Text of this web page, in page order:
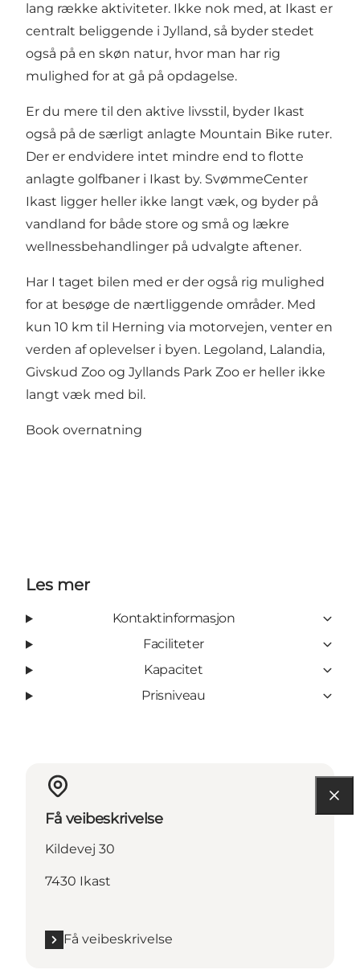
lang række aktiviteter. Ikke nok med, at Ikast er
centralt beliggende i Jylland, så byder stedet
også på en skøn natur, hvor man har rig
mulighed for at gå på opdagelse.
Er du mere til den aktive livsstil, byder Ikast
også på de særligt anlagte Mountain Bike ruter.
Der er endvidere intet mindre end to flotte
anlagte golfbaner i Ikast by. SvømmeCenter
Ikast ligger heller ikke langt væk, og byder på
vandland for både store og små og lækre
wellnessbehandlinger på udvalgte aftener.
Har I taget bilen med er der også rig mulighed
for at besøge de nærtliggende områder. Med
kun 10 km til Herning via motorvejen, venter en
verden af oplevelser i byen. Legoland, Lalandia,
Givskud Zoo og Jyllands Park Zoo er heller ikke
langt væk med bil.
Book overnatning
Les mer
Kontaktinformasjon
Faciliteter
Kapacitet
Prisniveau
Få veibeskrivelse
Kildevej 30
7430 Ikast
Få veibeskrivelse